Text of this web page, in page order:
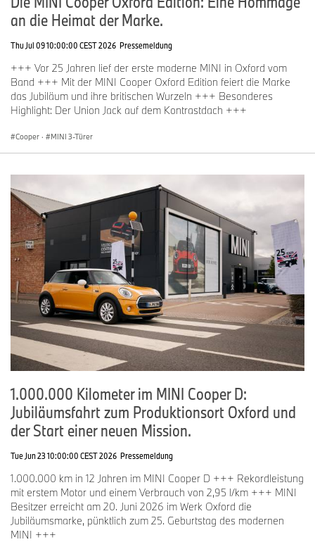
an die Heimat der Marke.
Thu Jul 09 10:00:00 CEST 2026 Pressemeldung
+++ Vor 25 Jahren lief der erste moderne MINI in Oxford vom
Band +++ Mit der MINI Cooper Oxford Edition feiert die Marke
das Jubiläum und ihre britischen Wurzeln +++ Besonderes
Highlight: Der Union Jack auf dem Kontrastdach +++
Cooper · MINI 3-Türer
1.000.000 Kilometer im MINI Cooper D:
Jubiläumsfahrt zum Produktionsort Oxford und
der Start einer neuen Mission.
Tue Jun 23 10:00:00 CEST 2026 Pressemeldung
1.000.000 km in 12 Jahren im MINI Cooper D +++ Rekordleistung
mit erstem Motor und einem Verbrauch von 2,95 l/km +++ MINI
Besitzer erreicht am 20. Juni 2026 im Werk Oxford die
Jubiläumsmarke, pünktlich zum 25. Geburtstag des modernen
MINI +++